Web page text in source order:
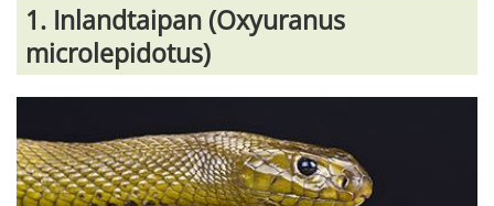
1. Inlandtaipan (Oxyuranus
microlepidotus)